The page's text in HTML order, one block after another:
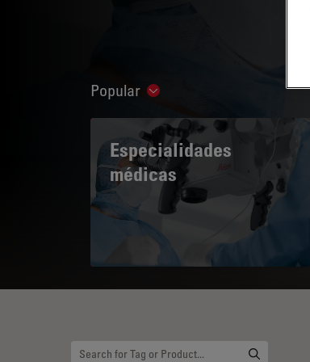
Popular Show subnavigation
Especialidades
médicas